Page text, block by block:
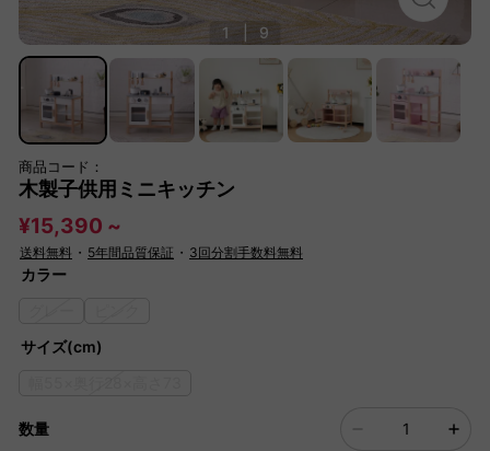
1 9
商品コード：
木製子供用ミニキッチン
¥15,390 ~
送料無料 ・ 5年間品質保証 ・ 3回分割手数料無料
カラー
サイズ(cm)
数量